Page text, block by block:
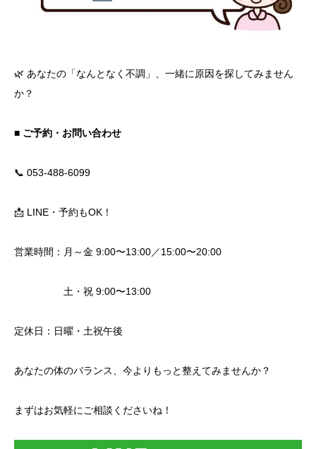
🌿 あなたの「なんとなく不調」、一緒に原因を探してみません
か？
■ ご予約・お問い合わせ
📞 053-488-6099
📩 LINE・予約もOK！
営業時間：月～金 9:00〜13:00／15:00〜20:00
土・祝 9:00〜13:00
定休日：日曜・土祝午後
あなたの体のバランス、今よりもっと整えてみませんか？
まずはお気軽にご相談くださいね！